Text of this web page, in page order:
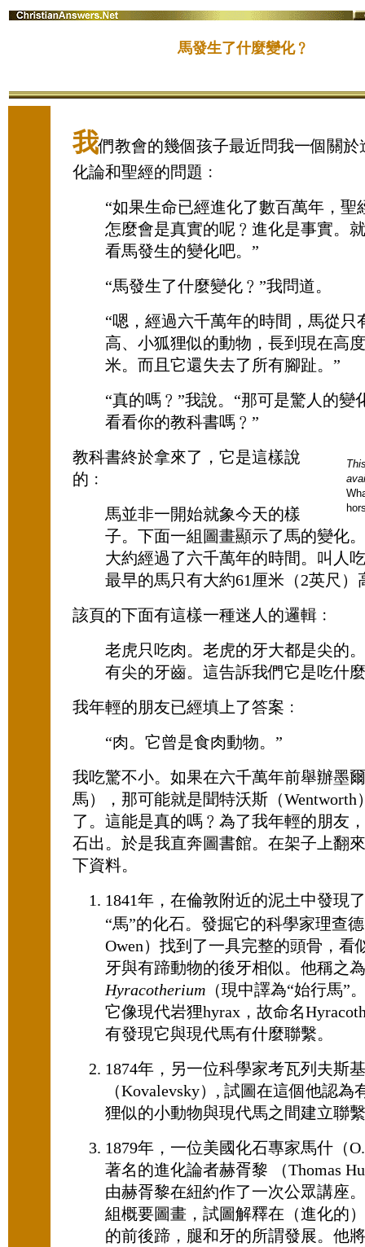
馬發生了什麼變化﹖
我們教會的幾個孩子最近問我一個關於
化論和聖經的問題﹕
“如果生命已經進化了數百萬年，聖
怎麼會是真實的呢﹖進化是事實。
看馬發生的變化吧。”
“馬發生了什麼變化﹖”我問道。
“嗯，經過六千萬年的時間，馬從只
高、小狐狸似的動物，長到現在高
米。而且它還失去了所有腳趾。”
“真的嗎﹖”我說。“那可是驚人的變
看看你的教科書嗎﹖”
教科書終於拿來了，它是這樣說
的﹕
馬並非一開始就象今天的樣
子。下面一組圖畫顯示了馬的變化
大約經過了六千萬年的時間。叫人
最早的馬只有大約61厘米（2英尺）
該頁的下面有這樣一種迷人的邏輯﹕
老虎只吃肉。老虎的牙大都是尖的
有尖的牙齒。這告訴我們它是吃什
我年輕的朋友已經填上了答案﹕
“肉。它曾是食肉動物。”
我吃驚不小。如果在六千萬年前舉辦墨
馬），那可能就是聞特沃斯（Wentworth
了。這能是真的嗎﹖為了我年輕的朋友
石出。於是我直奔圖書館。在架子上翻
下資料。
1841年，在倫敦附近的泥土中發現
“馬”的化石。發掘它的科學家理查德
Owen）找到了一具完整的頭骨，看
牙與有蹄動物的後牙相似。他稱之為
Hyracotherium （現中譯為“始行馬”
它像現代岩狸hyrax，故命名
有發現它與現代馬有什麼聯繫。
1874年，另一位科學家考瓦列夫斯基
（Kovalevsky）, 試圖在這個他認為
狸似的小動物與現代馬之間建立聯
1879年，一位美國化石專家馬什（
著名的進化論者赫胥黎 （Thomas
由赫胥黎在紐約作了一次公眾講座
組概要圖畫，試圖解釋在（進化的
的前後蹄，腿和牙的所謂發展。他